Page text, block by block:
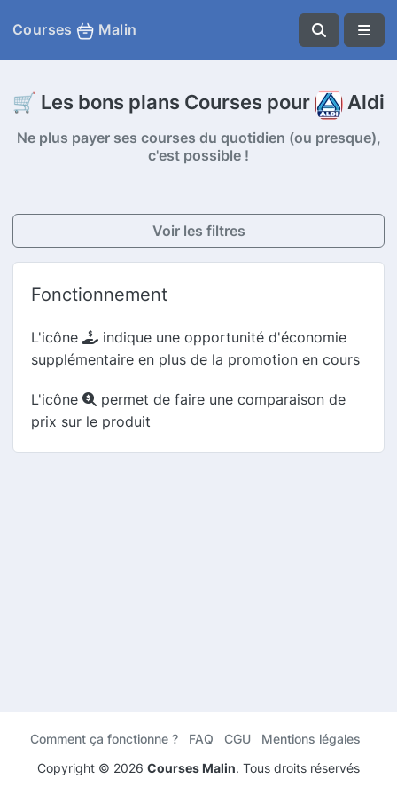
Courses Malin
🛒 Les bons plans Courses pour Aldi
Ne plus payer ses courses du quotidien (ou presque),
c'est possible !
Voir les filtres
Fonctionnement
L'icône
indique une opportunité d'économie
supplémentaire en plus de la promotion en cours
L'icône
permet de faire une comparaison de
prix sur le produit
Comment ça fonctionne ? FAQ CGU
Mentions légales
Copyright © 2026 Courses Malin. Tous droits réservés